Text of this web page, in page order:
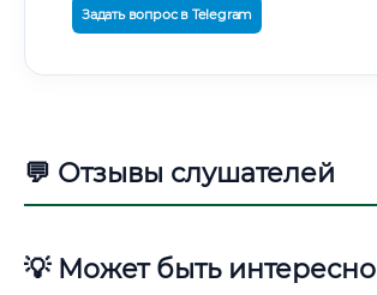
Задать вопрос в Telegram
💬 Отзывы слушателей
💡 Может быть интересно